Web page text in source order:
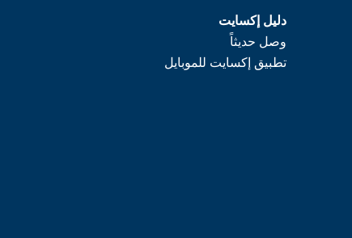
دليل إكسايت
وصل حديثاً
تطبيق إكسايت للموبايل